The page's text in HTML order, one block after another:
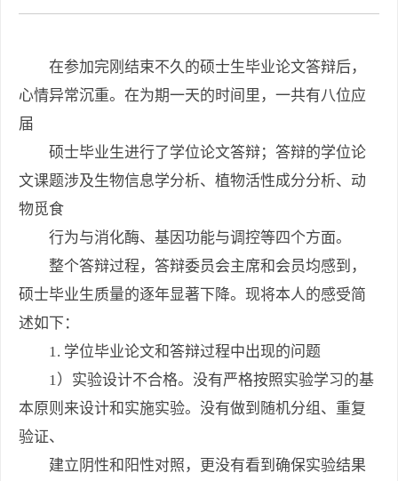
在参加完刚结束不久的硕士生毕业论文答辩后，
心情异常沉重。在为期一天的时间里，一共有八位应
届
硕士毕业生进行了学位论文答辩；答辩的学位论
文课题涉及生物信息学分析、植物活性成分分析、动
物觅食
行为与消化酶、基因功能与调控等四个方面。
整个答辩过程，答辩委员会主席和会员均感到，
硕士毕业生质量的逐年显著下降。现将本人的感受简
述如下：
1. 学位毕业论文和答辩过程中出现的问题
1）实验设计不合格。没有严格按照实验学习的基
本原则来设计和实施实验。没有做到随机分组、重复
验证、
建立阴性和阳性对照，更没有看到确保实验结果